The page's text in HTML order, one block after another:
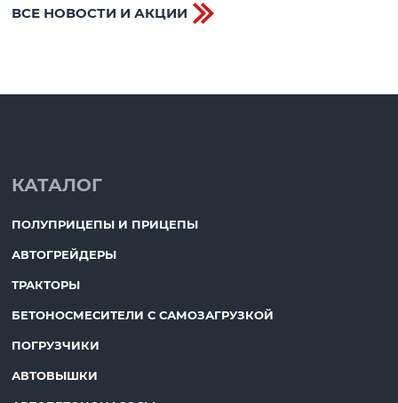
ВСЕ НОВОСТИ И АКЦИИ
КАТАЛОГ
ПОЛУПРИЦЕПЫ И ПРИЦЕПЫ
АВТОГРЕЙДЕРЫ
ТРАКТОРЫ
БЕТОНОСМЕСИТЕЛИ С САМОЗАГРУЗКОЙ
ПОГРУЗЧИКИ
АВТОВЫШКИ